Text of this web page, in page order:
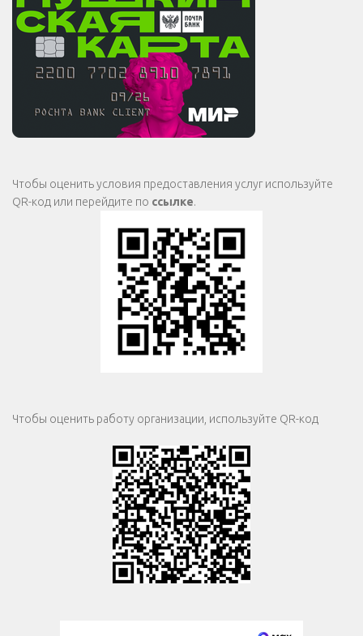
Чтобы оценить условия предоставления услуг используйте
QR-код или перейдите по ссылке.
Чтобы оценить работу организации, используйте QR-код